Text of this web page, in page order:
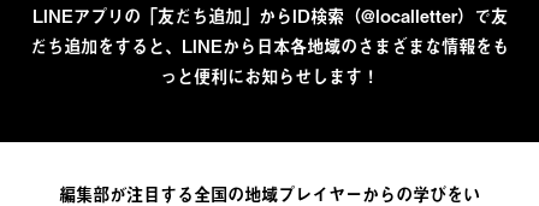
LINEアプリの「友だち追加」からID検索（@localletter）で友
だち追加をすると、LINEから日本各地域のさまざまな情報をも
っと便利にお知らせします！
編集部が注目する全国の地域プレイヤーからの学びをい